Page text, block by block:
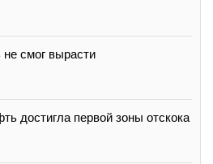
смог вырасти
достигла первой зоны отскока